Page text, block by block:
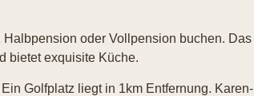
oder Vollpension buchen. Das
bietet exquisite Küche.
Golfplatz liegt in 1km Entfernung. Karen-